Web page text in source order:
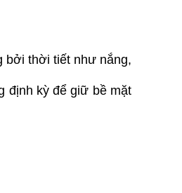
bởi thời tiết như nắng,
định kỳ để giữ bề mặt